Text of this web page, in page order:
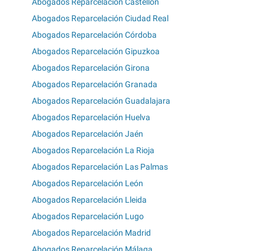
Abogados Reparcelación Ciudad Real
Abogados Reparcelación Córdoba
Abogados Reparcelación Gipuzkoa
Abogados Reparcelación Girona
Abogados Reparcelación Granada
Abogados Reparcelación Guadalajara
Abogados Reparcelación Huelva
Abogados Reparcelación Jaén
Abogados Reparcelación La Rioja
Abogados Reparcelación Las Palmas
Abogados Reparcelación León
Abogados Reparcelación Lleida
Abogados Reparcelación Lugo
Abogados Reparcelación Madrid
Abogados Reparcelación Málaga